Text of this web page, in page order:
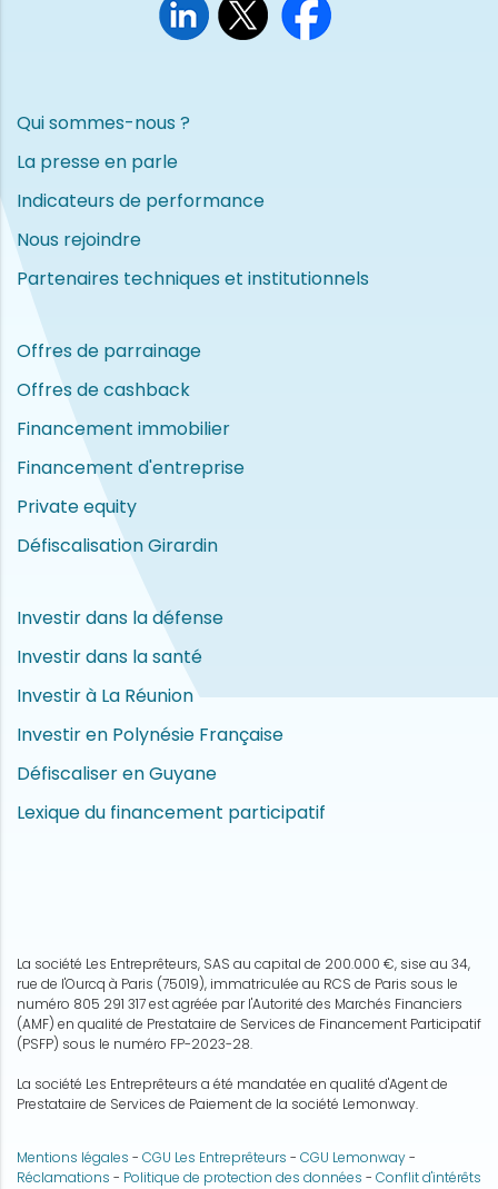
Qui sommes-nous ?
La presse en parle
Indicateurs de performance
Nous rejoindre
Partenaires techniques et institutionnels
Offres de parrainage
Offres de cashback
Financement immobilier
Financement d'entreprise
Private equity
Défiscalisation Girardin
Investir dans la défense
Investir dans la santé
Investir à La Réunion
Investir en Polynésie Française
Défiscaliser en Guyane
Lexique du financement participatif
La société Les Entreprêteurs, SAS au capital de 200.000 €, sise au 34,
rue de l'Ourcq à Paris (75019), immatriculée au RCS de Paris sous le
numéro 805 291 317 est agréée par l'Autorité des Marchés Financiers
(AMF) en qualité de Prestataire de Services de Financement Participatif
(PSFP) sous le numéro FP-2023-28.
La société Les Entreprêteurs a été mandatée en qualité d'Agent de
Prestataire de Services de Paiement de la société Lemonway.
Mentions légales - CGU Les Entreprêteurs - CGU Lemonway-
Réclamations - Politique de protection des données - Conflit d'intérêts